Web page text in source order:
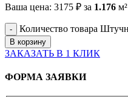
Ваша цена: 3175 ₽ за 1.176 м²
Количество товара
В корзину
ЗАКАЗАТЬ В 1 КЛИК
ФОРМА ЗАЯВКИ